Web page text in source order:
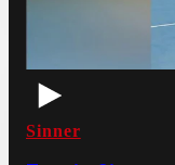
Sinner